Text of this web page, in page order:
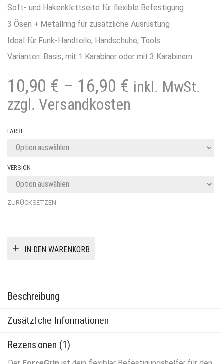
Soft- und Hakenklettseite für flexible Befestigung
3 Ösen + Metallring für zusätzliche Ausrüstung
Ideal für Funk-Handteile, Handschuhe, Tools
Varianten: Basis, mit 1 Karabiner oder mit 3 Karabinern
10,90 € – 16,90 € inkl. MwSt.
zzgl. Versandkosten
FARBE
VERSION
ZURÜCKSETZEN
IN DEN WARENKORB
Beschreibung
Zusätzliche Informationen
Rezensionen (1)